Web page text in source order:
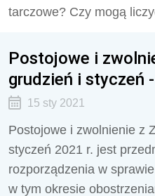
tarczowe? Czy mogą
Postojowe i
grudzień i styczeń
15 sty 2021
Postojowe i zwolnienie z
styczeń 2021 r. jest
rozporządzenia w
w tym okresie